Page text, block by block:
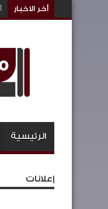
أخر الاخبار
الرئيسية
إعلانات